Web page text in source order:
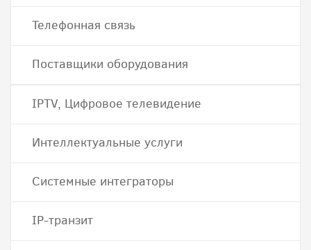
Телефонная связь
Поставщики оборудования
IPTV, Цифровое телевидение
Интеллектуальные услуги
Системные интеграторы
IP-транзит